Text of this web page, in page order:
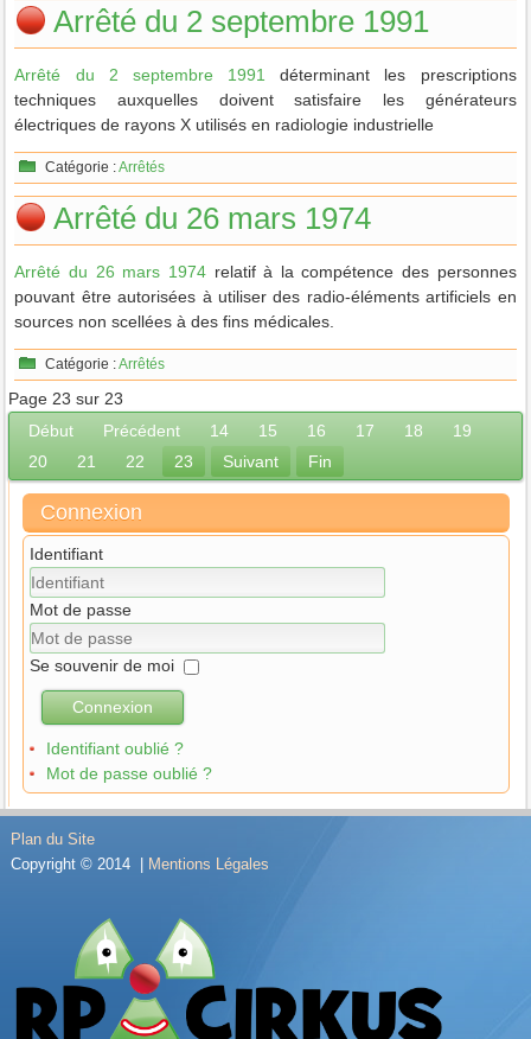
Arrêté du 2 septembre 1991
Arrêté du 2 septembre 1991 déterminant les prescriptions
techniques auxquelles doivent satisfaire les générateurs
électriques de rayons X utilisés en radiologie industrielle
Catégorie :Arrêtés
Arrêté du 26 mars 1974
Arrêté du 26 mars 1974relatif à la compétence des personnes
pouvant être autorisées à utiliser des radio-éléments artificiels en
sources non scellées à des fins médicales.
Catégorie :Arrêtés
Page 23 sur 23
Début
Précédent 14 15 16 17 18
19
20
21 22 23 Suivant Fin
Connexion
Identifiant
Mot de passe
Se souvenir de moi
Connexion
Identifiant oublié ?
Mot de passe oublié ?
Plan du Site
Copyright © 2014 |
Mentions Légales